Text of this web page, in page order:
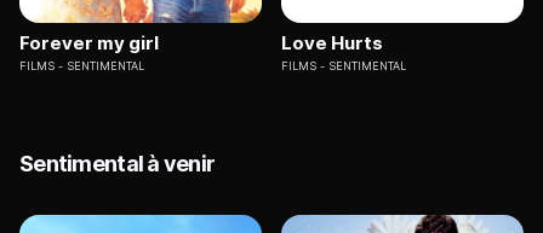
Forever my girl
FILMS SENTIMENTAL
Love Hurts
FILMS SENTIMENTAL
Sentimental à venir